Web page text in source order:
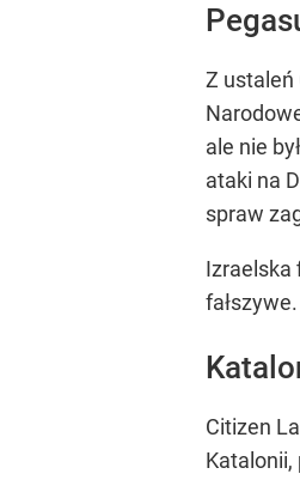
Z ustaleń
ale nie
ataki na
spraw
Izraelska
fałszywe.
Citizen